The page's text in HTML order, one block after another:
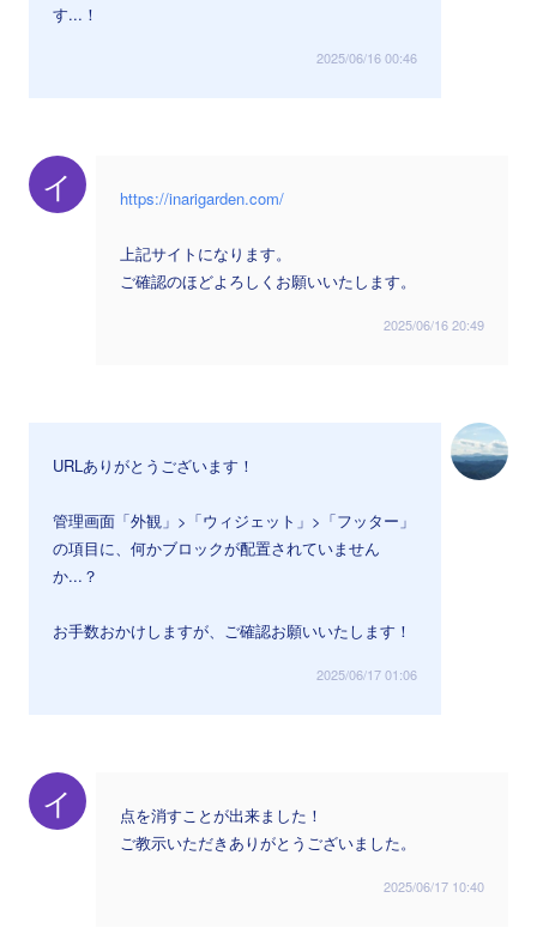
す...！
2025/06/16 00:46
イ https://inarigarden.com/
上記サイトになります。
ご確認のほどよろしくお願いいたします。
2025/06/16 20:49
URLありがとうございます！
管理画面「外観」>「ウィジェット」>「フッター」
の項目に、何かブロックが配置されていません
か...？
お手数おかけしますが、ご確認お願いいたします！
2025/06/17 01:06
イ
点を消すことが出来ました！
ご教示いただきありがとうございました。
2025/06/17 10:40